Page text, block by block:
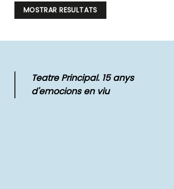
Teatre Principal. 15 anys
d'emocions en viu